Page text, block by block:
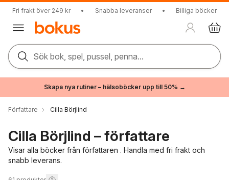
Fri frakt över 249 kr • Snabba leveranser • Billiga böcker
Sök bok, spel, pussel, penna...
Skapa nya rutiner – hälsoböcker upp till 50% →
Författare Cilla Börjlind
Cilla Börjlind – författare
Visar alla böcker från författaren . Handla med fri frakt och
snabb leverans.